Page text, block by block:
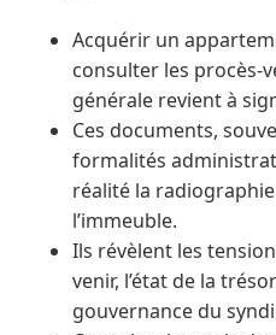
Acquérir un
consulter les procès-
générale revient à
Ces documents,
formalités
réalité la
l’immeuble.
Ils révèlent les
venir, l’état de la
gouvernance du